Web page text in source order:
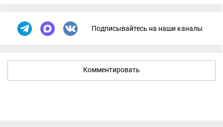
Подписывайтесь на наши каналы
Комментировать